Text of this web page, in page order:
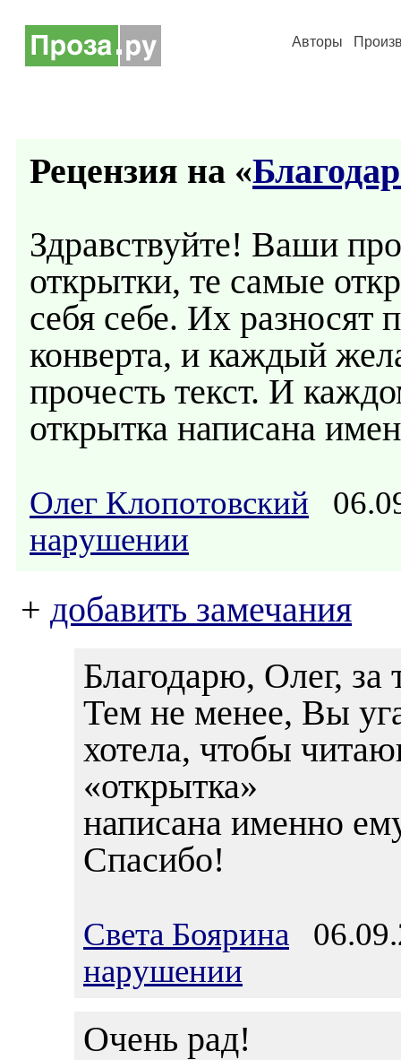
Авторы
Рецензия на «
Здравствуйте! Ваши
открытки, те самые
себя себе. Их разносят
конверта, и каждый
прочесть текст. И
открытка написана
Олег Клопотовский
нарушении
+ добавить замечания
Благодарю, Олег, за
Тем не менее, Вы
хотела, чтобы
«открытка»
написана именно
Спасибо!
Света Боярина
нарушении
Очень рад!